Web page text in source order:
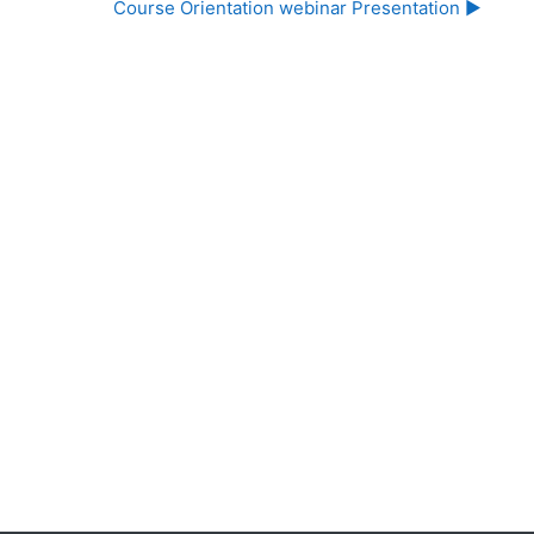
Course Orientation webinar Presentation ▶︎